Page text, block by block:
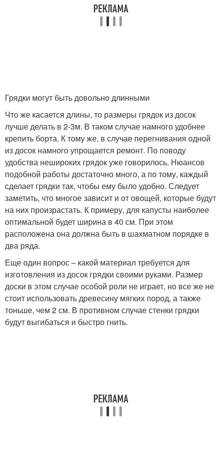
Грядки могут быть довольно длинными
Что же касается длины, то размеры грядок из досок
лучше делать в 2-3м. В таком случае намного удобнее
крепить борта. К тому же, в случае перегнивания одной
из досок намного упрощается ремонт. По поводу
удобства нешироких грядок уже говорилось. Нюансов
подобной работы достаточно много, а по тому, каждый
сделает грядки так, чтобы ему было удобно. Следует
заметить, что многое зависит и от овощей, которые будут
на них произрастать. К примеру, для капусты наиболее
оптимальной будет ширина в 40 см. При этом
расположена она должна быть в шахматном порядке в
два ряда.
Еще один вопрос – какой материал требуется для
изготовления из досок грядки своими руками. Размер
доски в этом случае особой роли не играет, но все же не
стоит использовать древесину мягких пород, а также
тоньше, чем 2 см. В противном случае стенки грядки
будут выгибаться и быстро гнить.